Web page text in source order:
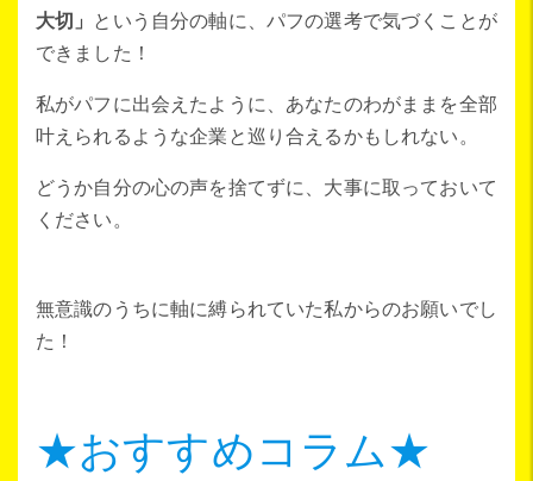
大切」 という自分の軸に、パフの選考で気づくことが
できました！
私がパフに出会えたように、あなたのわがままを全部
叶えられるような企業と巡り合えるかもしれない。
どうか自分の心の声を捨てずに、大事に取っておいて
ください。
無意識のうちに軸に縛られていた私からのお願いでし
た！
★おすすめコラム★